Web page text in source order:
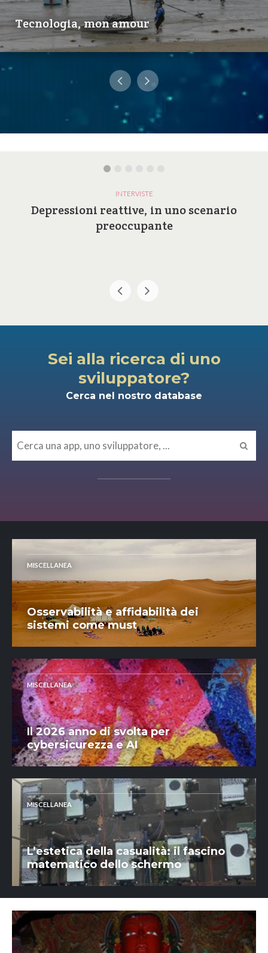
Tecnologia, mon amour
INTERVISTE
Depressioni reattive, in uno scenario
preoccupante
Sei alla ricerca di uno
sviluppatore?
Cerca nel nostro database
MISCELLANEA
Osservabilità e affidabilità dei
sistemi come must
MISCELLANEA
Il 2026 anno di svolta per
cybersicurezza e AI
MISCELLANEA
L’estetica della casualità: il fascino
matematico dello schermo